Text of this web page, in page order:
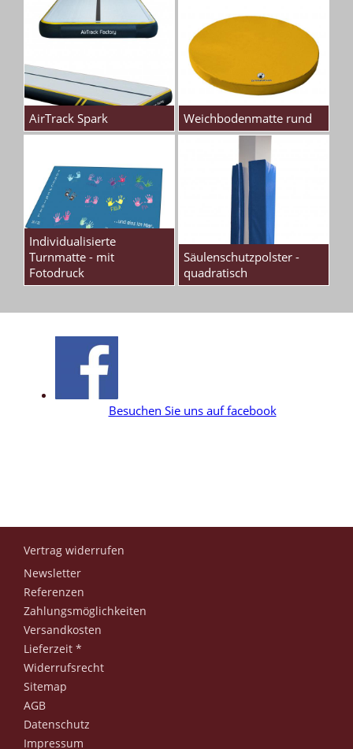
AirTrack Spark Weichbodenmatte rund
Individualisierte
Turnmatte - mit
Fotodruck
Säulenschutzpolster -
quadratisch
Besuchen Sie uns auf facebook
Vertrag widerrufen
Newsletter
Referenzen
Zahlungsmöglichkeiten
Versandkosten
Lieferzeit *
Widerrufsrecht
Sitemap
AGB
Datenschutz
Impressum